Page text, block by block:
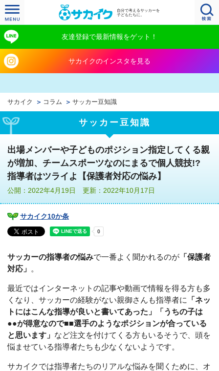
自分で考えるサッカーを
子どもたちに。
友達登録で最新情報をゲット！
サカイクのインスタを見る
サカイク コラム サッカー豆知識
サッカー豆知識
出場メンバーや子どものポジション指定してくる親
が増加、チームスポーツなのにまるで個人競技!?
指導者はツライよ【保護者対応の悩み】
公開：2022年4月19日 更新：2022年10月17日
サカイク10か条
サッカーの指導者の悩みで一番よく聞かれるのが 「保護者
対応」 。
最近ではインターネットの記事や動画で情報を得る方も多
くなり、サッカーの経験がない親御さんも指導者に
「ネッ
トにはこんな指導が良いと書いてあった」「うちの子は
●●が得意なので■■選手のようなポジションが合っている
と思います」 など注文を付けてくる方もいるそうで、頭を
悩ませている指導者たちも少なくないようです。
サカイクでは指導者たちのリアルな悩みを聞くために、オ